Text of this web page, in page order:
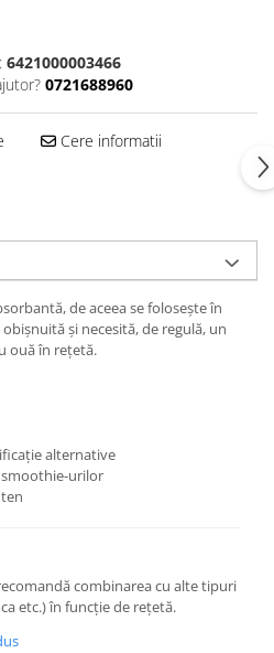
6421000003466
0721688960
Cere informatii
de aceea se folosește în
și necesită, de regulă, un
ouă în rețetă.
alternative
urilor
combinarea cu alte tipuri
etc.) în funcție de rețetă.